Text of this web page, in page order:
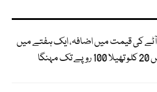
کی قیمت میں اضافہ، ایک ہفتے میں